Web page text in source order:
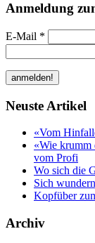
Anmeldung
E-Mail *
Neuste Artikel
«Vom
«Wie krumm
vom Profi
Wo sich die
Sich
Kopfüber
Archiv